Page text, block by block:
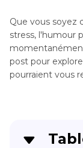
Que vous soyez
stress, l'humour
post pour
pourraient vous